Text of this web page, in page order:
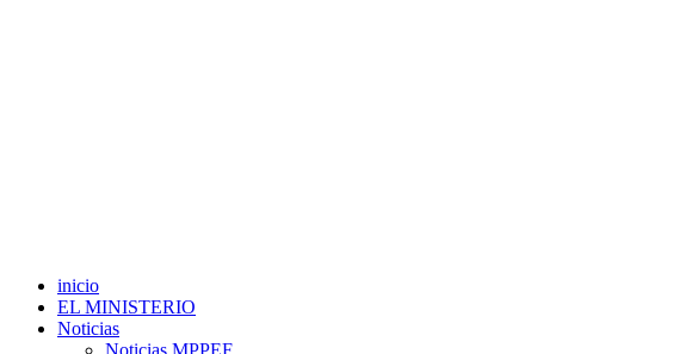
inicio
EL MINISTERIO
Noticias
Noticias MPPEF